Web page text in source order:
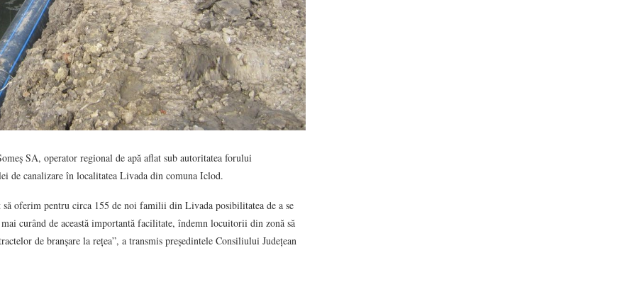
SA, operator regional de apă aflat sub autoritatea forului
de canalizare în localitatea Livada din comuna Iclod.
oferim pentru circa 155 de noi familii din Livada posibilitatea de a se
curând de această importantă facilitate, îndemn locuitorii din zonă să
de branșare la rețea”, a transmis președintele Consiliului Județean